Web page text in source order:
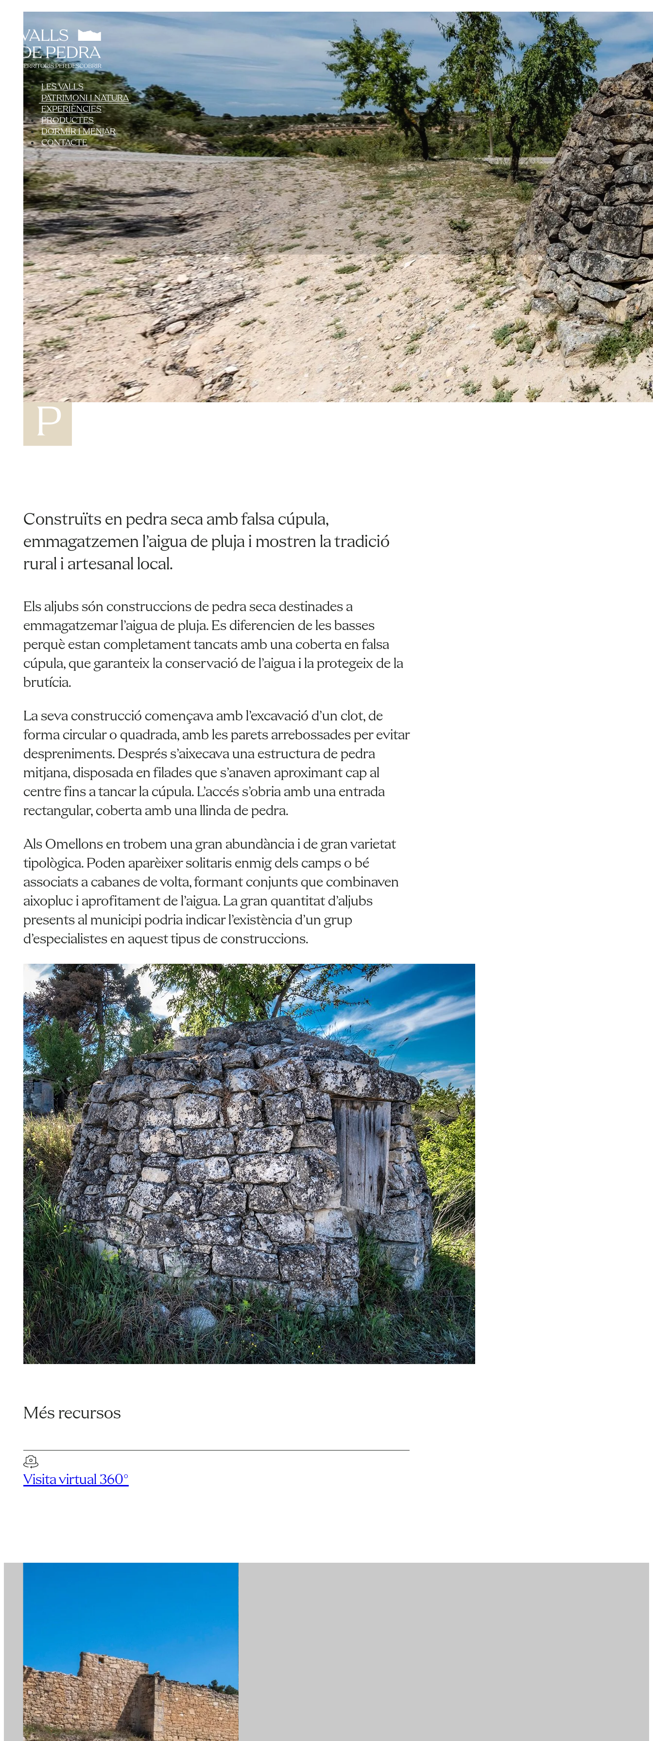
LES VALLS
PATRIMONI I NATURA
EXPERIÈNCIES
PRODUCTES
DORMIR I MENJAR
CONTACTE
ALJUBS
Els Omellons
Construïts en pedra seca amb falsa cúpula,
emmagatzemen l’aigua de pluja i mostren la tradició
rural i artesanal local.
Els aljubs són construccions de pedra seca destinades a
emmagatzemar l’aigua de pluja. Es diferencien de les basses
perquè estan completament tancats amb una coberta en falsa
cúpula, que garanteix la conservació de l’aigua i la protegeix de la
brutícia.
La seva construcció començava amb l’excavació d’un clot, de
forma circular o quadrada, amb les parets arrebossades per evitar
despreniments. Després s’aixecava una estructura de pedra
mitjana, disposada en filades que s’anaven aproximant cap al
centre fins a tancar la cúpula. L’accés s’obria amb una entrada
rectangular, coberta amb una llinda de pedra.
Als Omellons en trobem una gran abundància i de gran varietat
tipològica. Poden aparèixer solitaris enmig dels camps o bé
associats a cabanes de volta, formant conjunts que combinaven
aixopluc i aprofitament de l’aigua. La gran quantitat d’aljubs
presents al municipi podria indicar l’existència d’un grup
d’especialistes en aquest tipus de construccions.
Més recursos
Visita virtual 360°